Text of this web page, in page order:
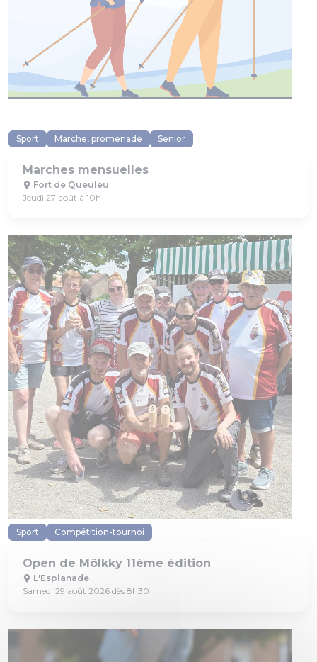
Sport Marche, promenade Senior
Marches mensuelles
Fort de Queuleu
Jeudi 27 août à 10h
Sport Compétition-tournoi
Open de Mölkky 11ème édition
L'Esplanade
Samedi 29 août 2026 dès 8h30